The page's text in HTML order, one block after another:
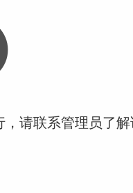
请联系管理员了